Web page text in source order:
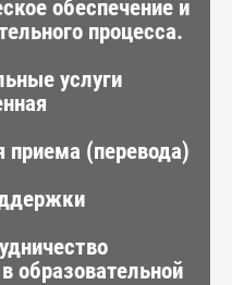
обеспечение и
процесса.
услуги
(перевода)
образовательной